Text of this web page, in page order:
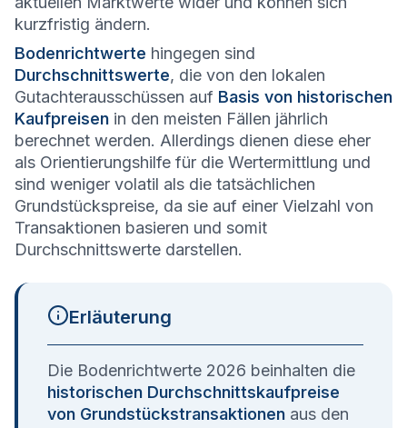
kurzfristig ändern.
Bodenrichtwerte hingegen sind
Durchschnittswerte, die von den lokalen
Gutachterausschüssen auf Basis von historischen
Kaufpreisen in den meisten Fällen jährlich
berechnet werden. Allerdings dienen diese eher
als Orientierungshilfe für die Wertermittlung und
sind weniger volatil als die tatsächlichen
Grundstückspreise, da sie auf einer Vielzahl von
Transaktionen basieren und somit
Durchschnittswerte darstellen.
Erläuterung
Die Bodenrichtwerte 2026 beinhalten die
historischen Durchschnittskaufpreise
von Grundstückstransaktionen aus den